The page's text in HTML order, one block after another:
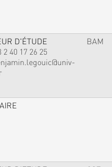
D'ÉTUDE
2 40 17 26 25
BAM